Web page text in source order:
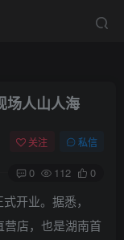
场人山人海
关注 私信
0 112 0
开业。据悉，
营店，也是湖南首